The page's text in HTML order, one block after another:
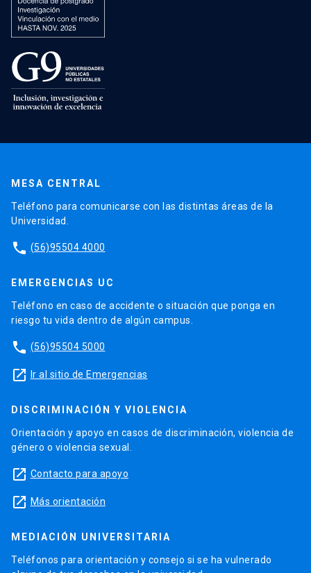
MESA CENTRAL
Teléfono para comunicarse con las distintas áreas de la
Universidad.
phone (56)95504 4000
EMERGENCIAS UC
Teléfono en caso de accidente o situación que ponga en
riesgo tu vida dentro de algún campus.
phone (56)95504 5000
launch Ir al sitio de Emergencias
DISCRIMINACIÓN Y VIOLENCIA
Orientación y apoyo en casos de discriminación, violencia de
género o violencia sexual.
launch Contacto para apoyo
launch Más orientación
MEDIACIÓN UNIVERSITARIA
Teléfonos para orientación y consejo si se ha vulnerado